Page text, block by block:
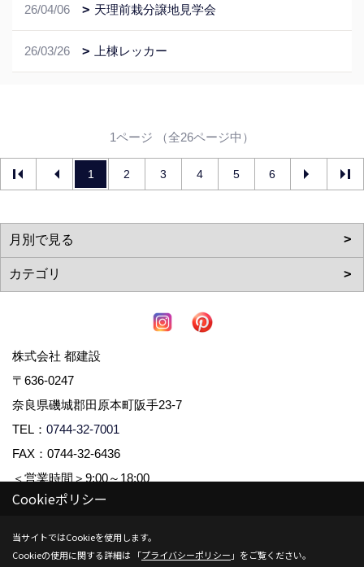
26/04/06 天理前栽分譲地見学会
26/03/26 上棟レッカー
1ページ （全26ページ中）
1 2 3 4 5 6
株式会社 都建設
〒636-0247
奈良県磯城郡田原本町阪手23-7
TEL： 0744-32-7001
FAX：0744-32-6436
＜営業時間＞9:00～18:00
＜定休日＞毎週水曜日、木曜日
Copyright (c) 株式会社都建設. All Rights Reserved.
Cookieポリシー
当サイトではCookieを使用します。
Cookieの使用に関する詳細は 「プライバシーポリシー 」をご覧ください。